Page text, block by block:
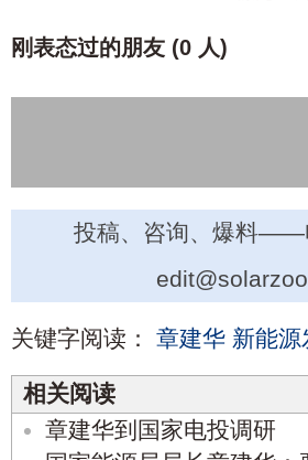
刚表态过的朋友 (0 人)
投稿、咨询、爆料——
关键字阅读： 章建华 新能源
相关阅读
章建华到国家电投调研